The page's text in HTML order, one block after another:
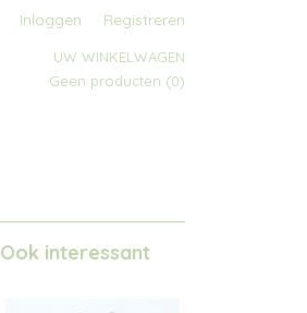
Inloggen Registreren
UW WINKELWAGEN
Geen producten (0)
Ook interessant